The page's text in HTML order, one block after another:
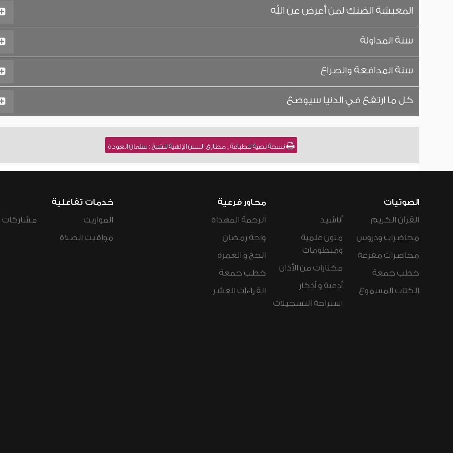
المعيشة الضنك لمن أعرض عن الله
سنة المداولة
سنة المدافعة والصراع
كل ما ارتفع في الدنيا سيوضع
نسخة نصية للطباعة , مطارق السنن الإلهية للشيخ : سلمان العودة
الصوتيات
القرآن الكريم
محاضرات ودروس
محاضرات مفرغة
خطب جمعة
الكتاب المسموع
أناشيد
متون علمية
ومنظومات
مختارات من الأذان
أدعية و أذكار
استراحة التسجيلات
محاور فرعية
الرحمة المهداة
واحة رمضان
الحج و العمرة
خطب جمعة
القراءات العشر
خدمات تفاعلية
المواريث
مواقيت الصلاة
مشاركات